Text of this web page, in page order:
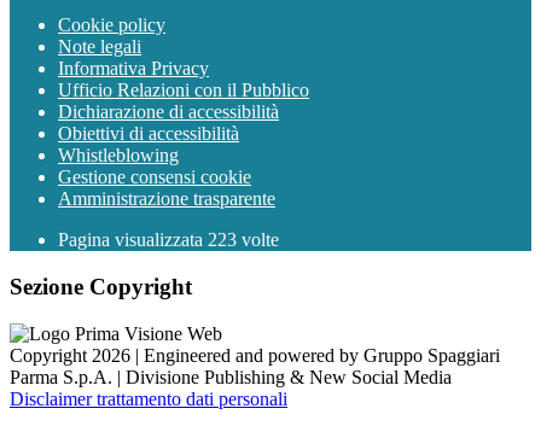
Cookie policy
Note legali
Informativa Privacy
Ufficio Relazioni con il Pubblico
Dichiarazione di accessibilità
Obiettivi di accessibilità
Whistleblowing
Gestione consensi cookie
Amministrazione trasparente
Pagina visualizzata 223 volte
Sezione Copyright
Copyright 2026 | Engineered and powered by Gruppo Spaggiari
Parma S.p.A. | Divisione Publishing & New Social Media
Disclaimer trattamento dati personali